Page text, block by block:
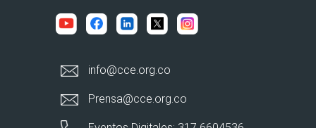
info@cce.org.co
Prensa@cce.org.co